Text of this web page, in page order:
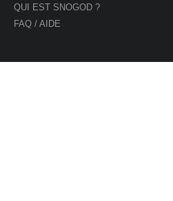
QUI EST SNOGOD ?
FAQ / AIDE